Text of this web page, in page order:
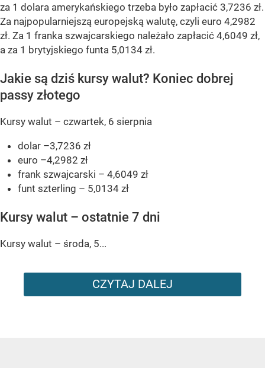
za 1 dolara amerykańskiego trzeba było zapłacić 3,7236 zł.
Za najpopularniejszą europejską walutę, czyli euro 4,2982
zł. Za 1 franka szwajcarskiego należało zapłacić 4,6049 zł,
a za 1 brytyjskiego funta 5,0134 zł.
Jakie są dziś kursy walut? Koniec dobrej
passy złotego
Kursy walut – czwartek, 6 sierpnia
dolar –3,7236 zł
euro –4,2982 zł
frank szwajcarski – 4,6049 zł
funt szterling – 5,0134 zł
Kursy walut – ostatnie 7 dni
Kursy walut – środa, 5...
CZYTAJ DALEJ